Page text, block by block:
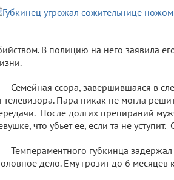
В полицию на него заявила
Семейная ссора, завершившаяся в
телевизора. Пара никак не могла
После долгих препираний
что убьет ее, если та не
Темпераментного губкинца
дело. Ему грозит до 6 месяцев